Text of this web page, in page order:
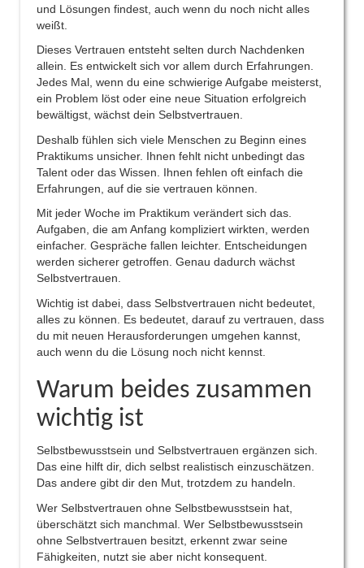
und Lösungen findest, auch wenn du noch nicht alles
weißt.
Dieses Vertrauen entsteht selten durch Nachdenken
allein. Es entwickelt sich vor allem durch Erfahrungen.
Jedes Mal, wenn du eine schwierige Aufgabe meisterst,
ein Problem löst oder eine neue Situation erfolgreich
bewältigst, wächst dein Selbstvertrauen.
Deshalb fühlen sich viele Menschen zu Beginn eines
Praktikums unsicher. Ihnen fehlt nicht unbedingt das
Talent oder das Wissen. Ihnen fehlen oft einfach die
Erfahrungen, auf die sie vertrauen können.
Mit jeder Woche im Praktikum verändert sich das.
Aufgaben, die am Anfang kompliziert wirkten, werden
einfacher. Gespräche fallen leichter. Entscheidungen
werden sicherer getroffen. Genau dadurch wächst
Selbstvertrauen.
Wichtig ist dabei, dass Selbstvertrauen nicht bedeutet,
alles zu können. Es bedeutet, darauf zu vertrauen, dass
du mit neuen Herausforderungen umgehen kannst,
auch wenn du die Lösung noch nicht kennst.
Warum beides zusammen
wichtig ist
Selbstbewusstsein und Selbstvertrauen ergänzen sich.
Das eine hilft dir, dich selbst realistisch einzuschätzen.
Das andere gibt dir den Mut, trotzdem zu handeln.
Wer Selbstvertrauen ohne Selbstbewusstsein hat,
überschätzt sich manchmal. Wer Selbstbewusstsein
ohne Selbstvertrauen besitzt, erkennt zwar seine
Fähigkeiten, nutzt sie aber nicht konsequent.